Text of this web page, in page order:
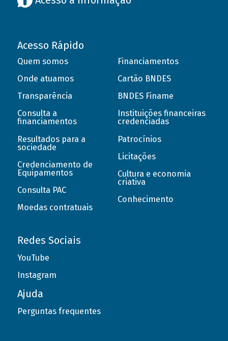
Acesso Rápido
Quem somos
Onde atuamos
Transparência
Consulta a
financiamentos
Resultados para a
sociedade
Credenciamento de
Equipamentos
Consulta PAC
Moedas contratuais
Financiamentos
Cartão BNDES
BNDES Finame
Instituições financeiras
credenciadas
Patrocínios
Licitações
Cultura e economia
criativa
Conhecimento
Redes Sociais
YouTube
Instagram
Ajuda
Perguntas frequentes